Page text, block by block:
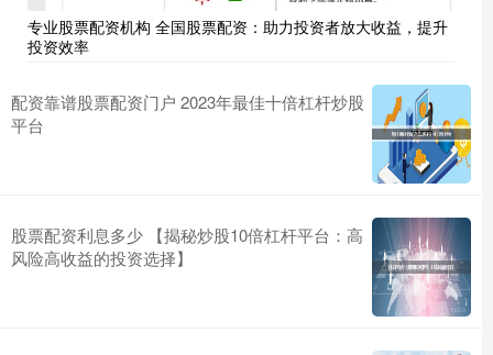
专业股票配资机构 全国股票配资：助力投资者放大收益，提升
投资效率
配资靠谱股票配资门户 2023年最佳十倍杠杆炒股
平台
股票配资利息多少 【揭秘炒股10倍杠杆平台：高
风险高收益的投资选择】